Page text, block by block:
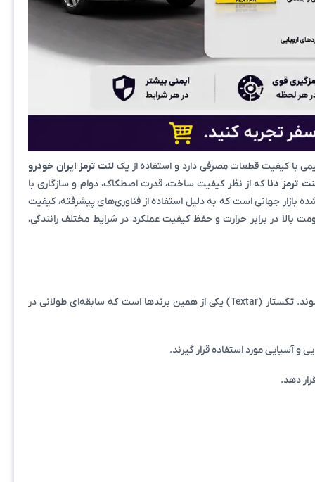
با کیفیت قطعات مصرفی دارد و استفاده از یک لنت ترمز ایران خودرو
ترمز دنا که از نظر کیفیت ساخت، قدرت اصطکاک، دوام و سازگاری با
بازار جهانی است که به دلیل استفاده از فناوری‌های پیشرفته، کیفیت
بالا در برابر حرارت و حفظ کیفیت عملکرد در شرایط مختلف رانندگی،
در صنعت خودروسازی، برخی برندها به دلیل کیفیت بالای محصولات خود به عنوان تأمین‌کننده اصلی بسیاری از خودروسازان مطرح دنیا شناخته می‌شوند. تکستار (Textar) یکی از همین برندها است که سابقه‌ای طولانی در
آسیایی مورد استفاده قرار گیرند.
دهد.